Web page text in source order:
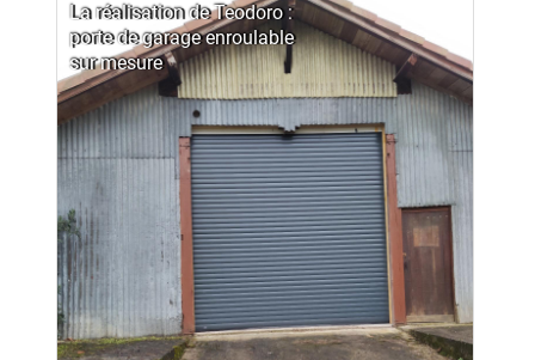
La réalisation de Teodoro :
porte de garage enroulable
sur mesure